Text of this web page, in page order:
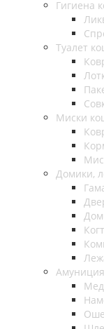
Гигиена
Туалет
Миски
Домики,